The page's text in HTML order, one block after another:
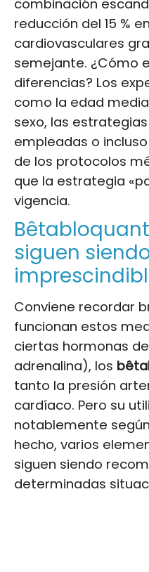
combinación
reducción del 15 %
cardiovasculares
semejante. ¿Cómo
diferencias? Los
como la edad
sexo, las
empleadas o
de los protocolos
que la estrategia
vigencia.
siguen
Conviene recordar
funcionan estos
ciertas hormonas
adrenalina), los
tanto la presión
cardíaco. Pero su
notablemente
hecho, varios
siguen siendo
determinadas